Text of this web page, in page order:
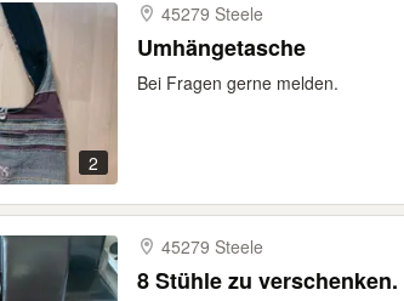
2
45279 Steele
Umhängetasche
Bei Fragen gerne melden.
45279 Steele
8 Stühle zu verschenken.